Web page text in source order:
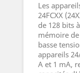
Les
24FCXX
de 128 bits
mémoire
basse
appareils
A et 1 mA,